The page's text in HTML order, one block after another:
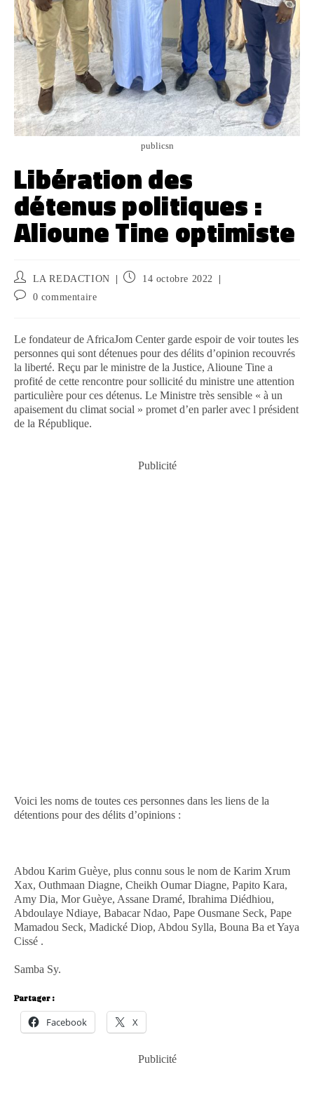
publicsn
Libération des
détenus politiques :
Alioune Tine optimiste
LA REDACTION
14 octobre 2022
0 commentaire
Le fondateur de AfricaJom Center garde espoir de voir toutes les
personnes qui sont détenues pour des délits d’opinion recouvrés
la liberté. Reçu par le ministre de la Justice, Alioune Tine a
profité de cette rencontre pour sollicité du ministre une attention
particulière pour ces détenus. Le Ministre très sensible « à un
apaisement du climat social » promet d’en parler avec l président
de la République.
Publicité
Voici les noms de toutes ces personnes dans les liens de la
détentions pour des délits d’opinions :
Abdou Karim Guèye, plus connu sous le nom de Karim Xrum
Xax, Outhmaan Diagne, Cheikh Oumar Diagne, Papito Kara,
Amy Dia, Mor Guèye, Assane Dramé, Ibrahima Diédhiou,
Abdoulaye Ndiaye, Babacar Ndao, Pape Ousmane Seck, Pape
Mamadou Seck, Madické Diop, Abdou Sylla, Bouna Ba et Yaya
Cissé .
Samba Sy.
Partager :
Facebook X
Publicité